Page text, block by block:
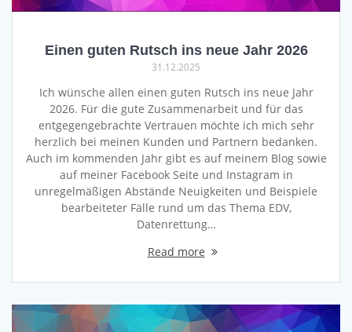
Einen guten Rutsch ins neue Jahr 2026
31.12.2025
Ich wünsche allen einen guten Rutsch ins neue Jahr
2026. Für die gute Zusammenarbeit und für das
entgegengebrachte Vertrauen möchte ich mich sehr
herzlich bei meinen Kunden und Partnern bedanken.
Auch im kommenden Jahr gibt es auf meinem Blog sowie
auf meiner Facebook Seite und Instagram in
unregelmäßigen Abstände Neuigkeiten und Beispiele
bearbeiteter Fälle rund um das Thema EDV,
Datenrettung…
Read more